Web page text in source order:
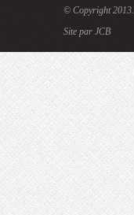
© Copyright 2013.
Site par JCB